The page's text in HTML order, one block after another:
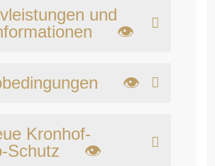
und
👁
👁
Kronhof-
Schutz 👁